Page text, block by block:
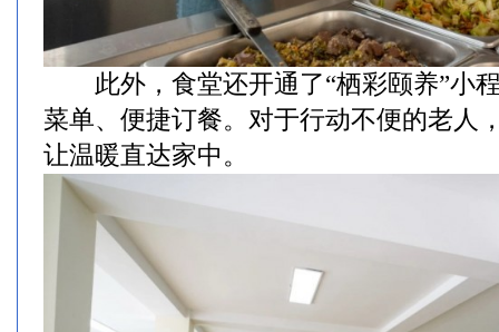
此外，食堂还开通了“栖彩颐养”小
菜单、便捷订餐。对于行动不便的老人
让温暖直达家中。